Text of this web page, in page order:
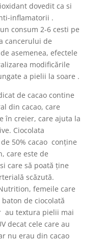
dovedit ca si
inflamatorii .
consum 2-6 cesti pe
cancerului de
asemenea, efectele
modificările
a pielii la soare .
de cacao contine
din cacao, care
în creier, care ajuta la
Ciocolata
50% cacao conţine
care este de
care să poată ţine
scăzută.
femeile care
de ciocolată
au textura pielii mai
decat cele care au
nu erau din cacao